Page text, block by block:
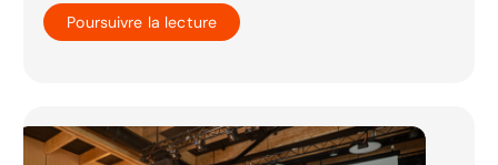
Poursuivre la lecture